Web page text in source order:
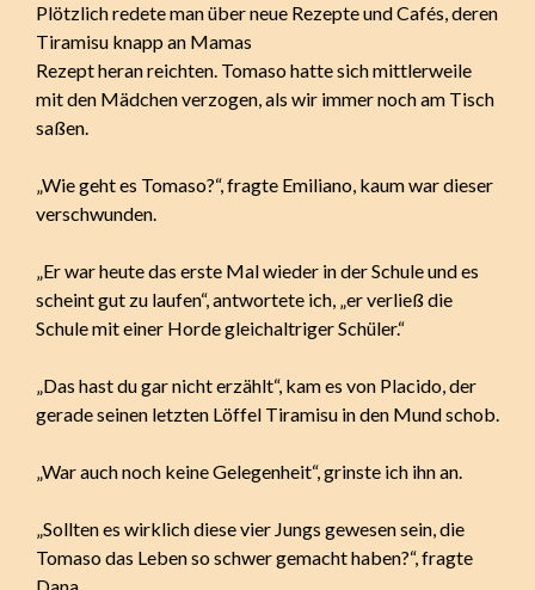
Plötzlich redete man über neue Rezepte und Cafés, deren
Tiramisu knapp an Mamas
Rezept heran reichten. Tomaso hatte sich mittlerweile
mit den Mädchen verzogen, als wir immer noch am Tisch
saßen.
„Wie geht es Tomaso?“, fragte Emiliano, kaum war dieser
verschwunden.
„Er war heute das erste Mal wieder in der Schule und es
scheint gut zu laufen“, antwortete ich, „er verließ die
Schule mit einer Horde gleichaltriger Schüler.“
„Das hast du gar nicht erzählt“, kam es von Placido, der
gerade seinen letzten Löffel Tiramisu in den Mund schob.
„War auch noch keine Gelegenheit“, grinste ich ihn an.
„Sollten es wirklich diese vier Jungs gewesen sein, die
Tomaso das Leben so schwer gemacht haben?“, fragte
Dana.